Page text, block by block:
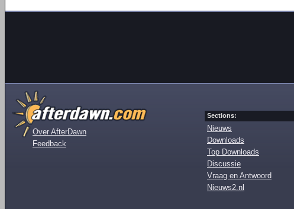
Over AfterDawn
Feedback
Sections:
Nieuws
Downloads
Top Downloads
Discussie
Vraag en Antwoord
Nieuws2.nl